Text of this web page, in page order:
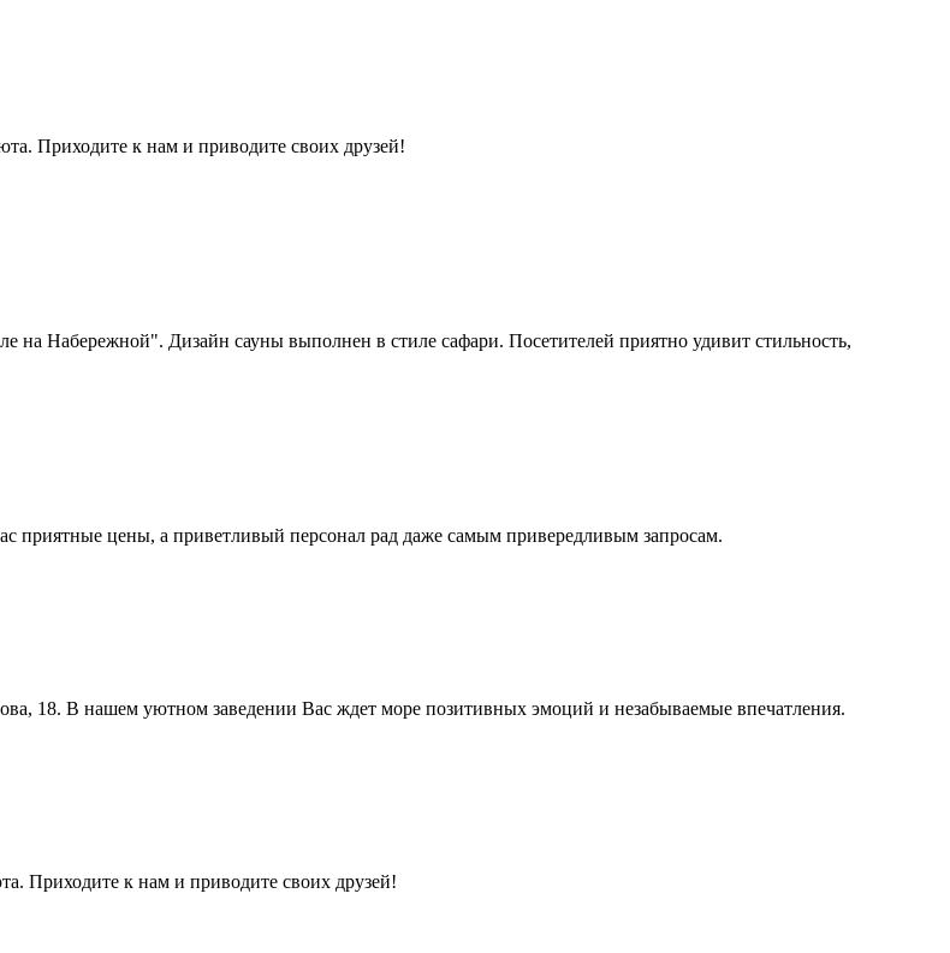
Приходите к нам и приводите своих друзей!
на Набережной". Дизайн сауны выполнен в стиле сафари. Посетителей приятно удивит стильность,
цены, а приветливый персонал рад даже самым привередливым запросам.
18. В нашем уютном заведении Вас ждет море позитивных эмоций и незабываемые впечатления.
Приходите к нам и приводите своих друзей!